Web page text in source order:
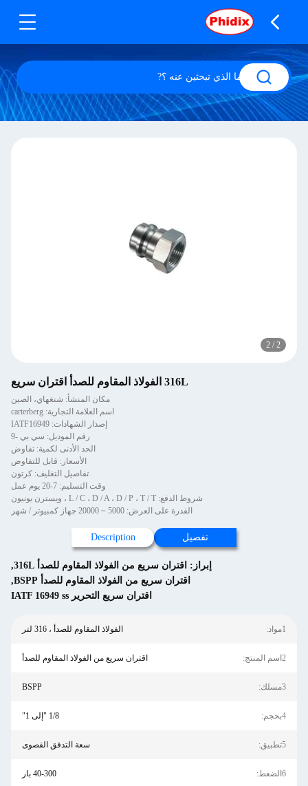
2 / 2
316L الفولاذ المقاوم للصدأ اقتران سريع
مكان المنشأ: شنغهاي، الصين
اسم العلامة التجارية: carterberg
إصدار الشهادات: IATF16949
رقم الموديل: سي بي -9
الحد الأدنى لكمية: تفاوض
الأسعار: قابل للتفاوض
تفاصيل التغليف: كرتون
وقت التسليم: 7-20 يوم عمل
شروط الدفع: L / C ، D / A ، D / P ، T / T ، ويسترن يونيون
القدرة على العرض: 5000 ~ 20000 جهاز كمبيوتر / شهر
تفصيل Description
إبراز: اقتران سريع من الفولاذ المقاوم للصدأ 316L
,
اقتران سريع من الفولاذ المقاوم للصدأ BSPP
,
اقتران سريع التحرير IATF 16949 ss
1مواد: الفولاذ المقاوم للصدأ ، 316 لتر
2اسم المنتج: اقتران سريع من الفولاذ المقاوم للصدأ
3مسلك: BSPP
4بحجم: 1/8 "إلى 1"
5تطبيق: سعة التدفق القصوى
6الضغط: 40-300 بار